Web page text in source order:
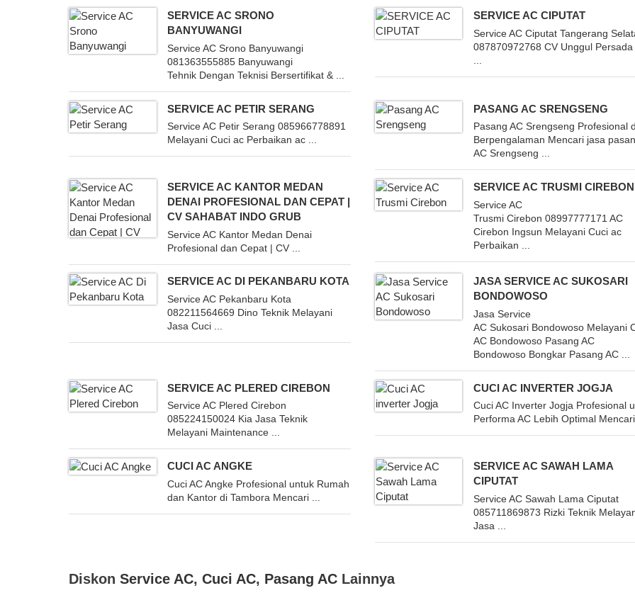
SERVICE AC SRONO
BANYUWANGI
Service AC Srono Banyuwangi
081363555885 Banyuwangi
Tehnik Dengan Teknisi Bersertifikat & ...
SERVICE AC CIPUTAT
Service AC Ciputat Tangerang
087870972768 CV Unggul Persada
SERVICE AC PETIR SERANG
Service AC Petir Serang 085966778891
Melayani Cuci ac Perbaikan ac ...
PASANG AC SRENGSENG
Pasang AC Srengseng Profesional
Berpengalaman Mencari jasa
AC Srengseng ...
SERVICE AC KANTOR MEDAN
DENAI PROFESIONAL DAN CEPAT |
CV SAHABAT INDO GRUB
Service AC Kantor Medan Denai
Profesional dan Cepat | CV ...
SERVICE AC TRUSMI CIREBON
Service AC
Trusmi Cirebon 08997777171 AC
Cirebon Ingsun Melayani Cuci ac
Perbaikan ...
SERVICE AC DI PEKANBARU KOTA
Service AC Pekanbaru Kota
082211564669 Dino Teknik Melayani
Jasa Cuci ...
JASA SERVICE AC SUKOSARI
BONDOWOSO
Jasa Service
AC Sukosari Bondowoso Melayani
AC Bondowoso Pasang AC
Bondowoso Bongkar Pasang AC ...
SERVICE AC PLERED CIREBON
Service AC Plered Cirebon
085224150024 Kia Jasa Teknik
Melayani Maintenance ...
CUCI AC INVERTER JOGJA
Cuci AC Inverter Jogja Profesional
Performa AC Lebih Optimal
CUCI AC ANGKE
Cuci AC Angke Profesional untuk Rumah
dan Kantor di Tambora Mencari ...
SERVICE AC SAWAH LAMA
CIPUTAT
Service AC Sawah Lama Ciputat
085711869873 Rizki Teknik
Jasa ...
Diskon Service AC, Cuci AC, Pasang AC Lainnya